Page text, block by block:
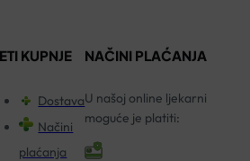
KUPNJE
Dostava
Načini
plaćanja
NAČINI PLAĆANJA
U našoj online ljekarni
moguće je platiti: